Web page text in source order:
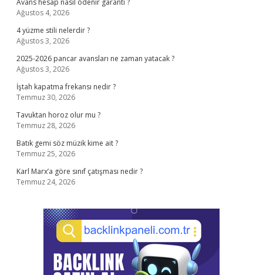
Avans hesap nasıl ödenir garanti ?
Ağustos 4, 2026
4 yüzme stili nelerdir ?
Ağustos 3, 2026
2025-2026 pancar avansları ne zaman yatacak ?
Ağustos 3, 2026
İştah kapatma frekansı nedir ?
Temmuz 30, 2026
Tavuktan horoz olur mu ?
Temmuz 28, 2026
Batık gemi söz müzik kime ait ?
Temmuz 25, 2026
Karl Marx’a göre sınıf çatışması nedir ?
Temmuz 24, 2026